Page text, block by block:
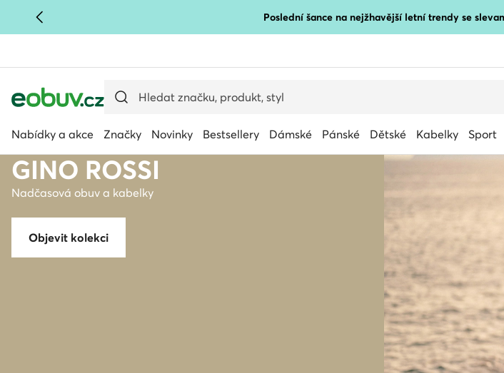
PŘEJÍT NA HLAVNÍ OBSAH Poslední šance na nejžhavější letní trendy se
Nabídky a akce Značky Novinky Bestsellery Dámské Pánské Dětské Kabelky Sport
GINO ROSSI
Nadčasová obuv a kabelky
Objevit kolekci